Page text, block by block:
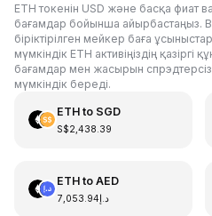
ETH токенін USD және басқа фиат
бағамдар бойынша айырбастаңыз.
біріктірілген мейкер баға
мүмкіндік ETH активіңіздің
бағамдар мен жасырын спрэдтерсіз
мүмкіндік береді.
ETHto SGD
S$2,438.39
ETHto AED
د.إ7,053.94